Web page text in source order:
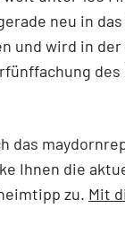
neu in
und wird in
des
das
Ihnen die
zu. Mit